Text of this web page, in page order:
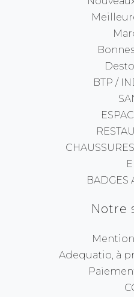
BTP /
BADGES
Notre
Adequatio, à